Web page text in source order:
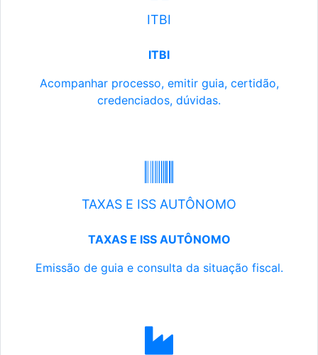
ITBI
ITBI
Acompanhar processo, emitir guia, certidão,
credenciados, dúvidas.
TAXAS E ISS AUTÔNOMO
TAXAS E ISS AUTÔNOMO
Emissão de guia e consulta da situação fiscal.